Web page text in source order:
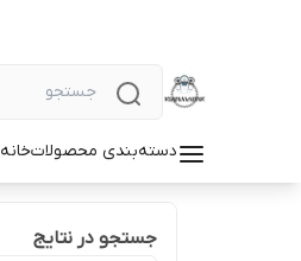
دسته‌بندی محصولاتخانه
جستجو در نتایج